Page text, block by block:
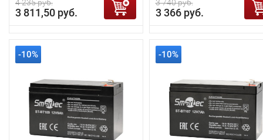
4 235 руб.
3 811,50 руб.
3 740 руб.
3 366 руб.
-10% -10%